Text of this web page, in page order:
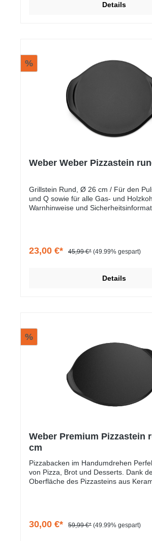
Details
%
Weber Weber Pizzastein
Grillstein Rund, Ø 26 cm / Für den Pulse 1000/2000
und Q sowie für alle Gas- und
Warnhinweise und
23,00 €* 45,99 €* (49.99% gespart)
Details
%
Weber Premium Pizzastein
cm
Pizzabacken im Handumdrehen Perfekt zum Backen
von Pizza, Brot und Desserts. Dank
Oberfläche des Pizzasteins aus
30,00 €* 59,99 €* (49.99% gespart)